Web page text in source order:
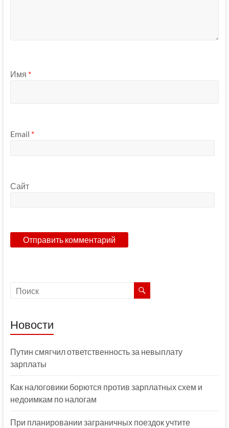
Имя *
Email *
Сайт
Новости
Путин смягчил ответственность за невыплату
зарплаты
Как налоговики борются против зарплатных схем и
недоимкам по налогам
При планировании заграничных поездок учтите